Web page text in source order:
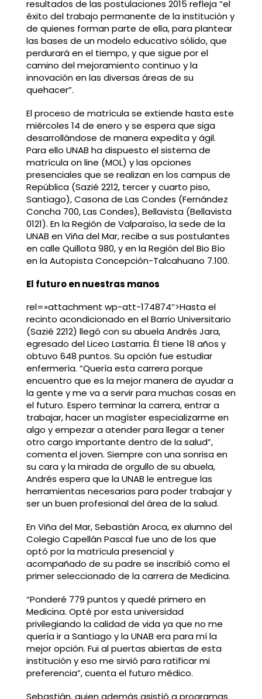
resultados de las postulaciones 2015 refleja “el
éxito del trabajo permanente de la institución y
de quienes forman parte de ella, para plantear
las bases de un modelo educativo sólido, que
perdurará en el tiempo, y que sigue por el
camino del mejoramiento continuo y la
innovación en las diversas áreas de su
quehacer”.
El proceso de matrícula se extiende hasta este
miércoles 14 de enero y se espera que siga
desarrollándose de manera expedita y ágil.
Para ello UNAB ha dispuesto el sistema de
matrícula on line (MOL) y las opciones
presenciales que se realizan en los campus de
República (Sazié 2212, tercer y cuarto piso,
Santiago), Casona de Las Condes (Fernández
Concha 700, Las Condes), Bellavista (Bellavista
0121). En la Región de Valparaíso, la sede de la
UNAB en Viña del Mar, recibe a sus postulantes
en calle Quillota 980, y en la Región del Bio Bío
en la Autopista Concepción-Talcahuano 7.100.
El futuro en nuestras manos
rel=»attachment wp-att-174874″>Hasta el
recinto acondicionado en el Barrio Universitario
(Sazié 2212) llegó con su abuela Andrés Jara,
egresado del Liceo Lastarria. Él tiene 18 años y
obtuvo 648 puntos. Su opción fue estudiar
enfermería. “Quería esta carrera porque
encuentro que es la mejor manera de ayudar a
la gente y me va a servir para muchas cosas en
el futuro. Espero terminar la carrera, entrar a
trabajar, hacer un magíster especializarme en
algo y empezar a atender para llegar a tener
otro cargo importante dentro de la salud”,
comenta el joven. Siempre con una sonrisa en
su cara y la mirada de orgullo de su abuela,
Andrés espera que la UNAB le entregue las
herramientas necesarias para poder trabajar y
ser un buen profesional del área de la salud.
En Viña del Mar, Sebastián Aroca, ex alumno del
Colegio Capellán Pascal fue uno de los que
optó por la matrícula presencial y
acompañado de su padre se inscribió como el
primer seleccionado de la carrera de Medicina.
“Ponderé 779 puntos y quedé primero en
Medicina. Opté por esta universidad
privilegiando la calidad de vida ya que no me
quería ir a Santiago y la UNAB era para mí la
mejor opción. Fui al puertas abiertas de esta
institución y eso me sirvió para ratificar mi
preferencia”, cuenta el futuro médico.
Sebastián, quien además asistió a programas